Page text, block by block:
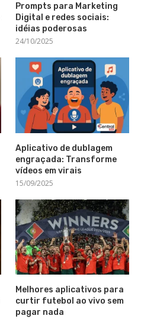
Prompts para Marketing
Digital e redes sociais:
idéias poderosas
24/10/2025
Aplicativo de dublagem
engraçada: Transforme
vídeos em virais
15/09/2025
Melhores aplicativos para
curtir futebol ao vivo sem
pagar nada